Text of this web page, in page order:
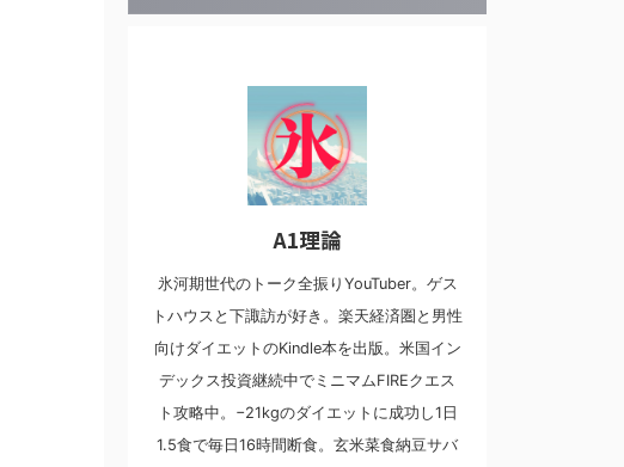
A1理論
氷河期世代のトーク全振りYouTuber。ゲス
トハウスと下諏訪が好き。楽天経済圏と男性
向けダイエットのKindle本を出版。米国イン
デックス投資継続中でミニマムFIREクエス
ト攻略中。−21kgのダイエットに成功し1日
1.5食で毎日16時間断食。玄米菜食納豆サバ